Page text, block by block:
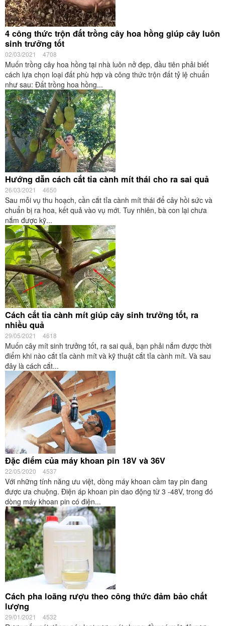
4 công thức trộn đất trồng cây hoa hồng giúp cây luôn
sinh trưởng tốt
02/03/2021 4708
Muốn trồng cây hoa hồng tại nhà luôn nở đẹp, đầu tiên phải biết
cách lựa chọn loại đất phù hợp và công thức trộn đất tỷ lệ chuẩn
như sau: Đất trồng hoa hồng...
Hướng dẫn cách cắt tỉa cành mít thái cho ra sai quả
26/03/2021 4650
Sau mỗi vụ thu hoạch, cần cắt tỉa cành mít thái để cây hồi sức và
chuẩn bị ra hoa, kết quả vào vụ mới. Tuy nhiên, bà con lại chưa
nắm được kỹ...
Cách cắt tỉa cành mít giúp cây sinh trưởng tốt, ra
nhiều quả
29/05/2021 4618
Muốn cây mít sinh trưởng tốt, ra sai quả, bạn phải nắm được thời
điểm khi nào cắt tỉa cành mít và kỹ thuật cắt tỉa cành mít. Và sau
đây là cách cắt...
Đặc điểm của máy khoan pin 18V và 36V
22/05/2020 4537
Với những tính năng ưu việt, dòng máy khoan cầm tay pin đang
được ưa chuộng. Điện áp khoan pin dao động từ 3 -48V, trong đó
dòng máy khoan pin có điện...
Cách pha loãng rượu theo công thức đảm bảo chất
lượng
29/01/2021 4532